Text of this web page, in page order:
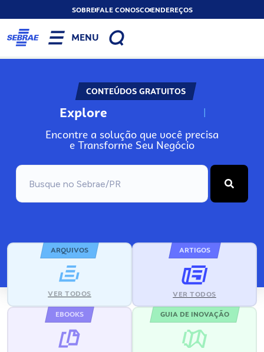
SOBREFALE CONOSCOENDEREÇOS
MENU
CONTEÚDOS GRATUITOS
Explore N
Encontre a solução que você precisa
e Transforme Seu Negócio
ARQUIVOS
VER TODOS
ARTIGOS
VER TODOS
EBOOKS GUIA DE INOVAÇÃO